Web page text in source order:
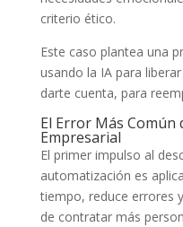
criterio ético.
Este caso plantea una
usando la IA para
darte cuenta, para
El Error Más Común
Empresarial
El primer impulso al
automatización es
tiempo, reduce errores
de contratar más